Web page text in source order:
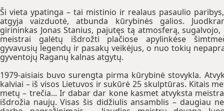
Ši vieta ypatinga – tai mistinio ir realaus pasaulio
atgyja vaizduotė, atbunda kūrybinės galios.
girininkas Jonas Stanius, pajutęs tą atmosferą, sugalvojo,
meistrai galėtų išdrožti plačiose apylinkėse
gyvavusių legendų ir pasakų veikėjus, o nuo tokių
gyventojų Raganų kalnas atgytų.
1979-aisiais buvo surengta pirma kūrybinė stovykla.
kalviai – iš visos Lietuvos ir sukūrė 25 skulptūras. Kitais
metų – trečia... Ir dabar dar kone kasmet atvyksta
išdrožia naujų. Visas šis didžiulis ansamblis – daugiau